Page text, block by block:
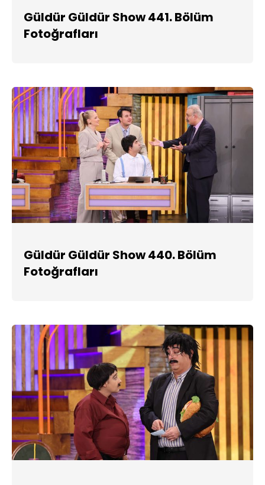
Güldür Güldür Show 441. Bölüm
Fotoğrafları
Güldür Güldür Show 440. Bölüm
Fotoğrafları